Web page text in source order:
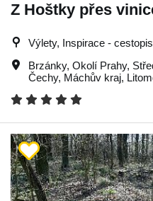
Z Hoštky přes
Výlety, Inspirace -
Brzánky, Okolí Prahy,
Čechy, Máchův kraj,